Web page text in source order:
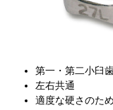
第一・第二小臼
左右共通
適度な硬さのた